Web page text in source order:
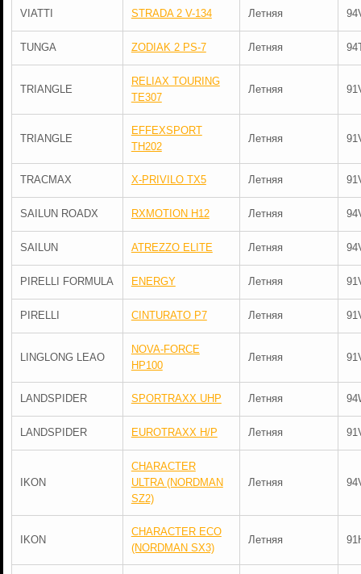
VIATTI STRADA 2 V-134 Летняя
TUNGA ZODIAK 2 PS-7 Летняя
TRIANGLE
RELIAX TOURING
TE307
Летняя
TRIANGLE
EFFEXSPORT
TH202
Летняя
TRACMAX X-PRIVILO TX5 Летняя
SAILUN ROADX RXMOTION H12 Летняя
SAILUN ATREZZO ELITE Летняя
PIRELLI FORMULA ENERGY Летняя
PIRELLI CINTURATO P7 Летняя
LINGLONG LEAO
NOVA-FORCE
HP100
Летняя
LANDSPIDER SPORTRAXX UHP Летняя
LANDSPIDER EUROTRAXX H/P Летняя
IKON
CHARACTER
ULTRA (NORDMAN
SZ2)
Летняя
IKON
CHARACTER ECO
(NORDMAN SX3)
Летняя